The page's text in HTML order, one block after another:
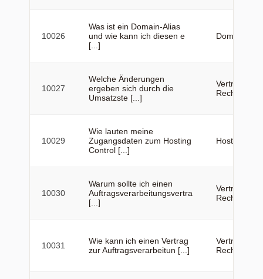
10026
Was ist ein Domain-Alias
und wie kann ich diesen e
[...]
Domains
10027
Welche Änderungen
ergeben sich durch die
Umsatzste [...]
Vertrag &
Rechnung
10029
Wie lauten meine
Zugangsdaten zum Hosting
Control [...]
Hosting
10030
Warum sollte ich einen
Auftragsverarbeitungsvertra
[...]
Vertrag &
Rechnung
10031
Wie kann ich einen Vertrag
zur Auftragsverarbeitun [...]
Vertrag &
Rechnung